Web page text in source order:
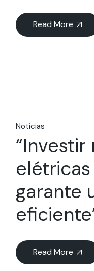
Read More
Notícias
“Investir
garante
Read More